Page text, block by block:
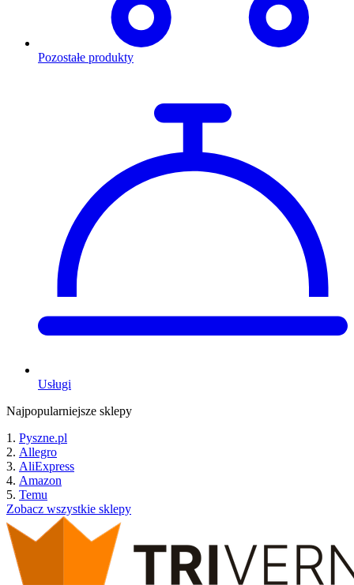
Pozostałe produkty
Usługi
Najpopularniejsze sklepy
Pyszne.pl
Allegro
AliExpress
Amazon
Temu
Zobacz wszystkie sklepy